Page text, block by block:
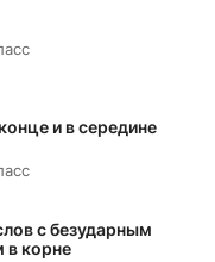
и в середине
с безударным
в корне